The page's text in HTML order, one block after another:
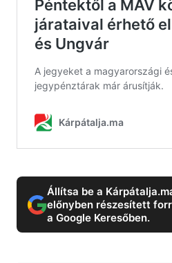
Állítsa be a
előnyben részesített
a Google Keresőben.